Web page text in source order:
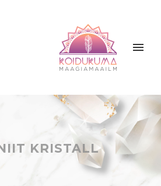
KRISTALL